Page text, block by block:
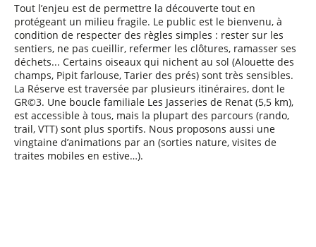
Tout l’enjeu est de permettre la découverte tout en
protégeant un milieu fragile. Le public est le bienvenu, à
condition de respecter des règles simples : rester sur les
sentiers, ne pas cueillir, refermer les clôtures, ramasser ses
déchets... Certains oiseaux qui nichent au sol (Alouette des
champs, Pipit farlouse, Tarier des prés) sont très sensibles.
La Réserve est traversée par plusieurs itinéraires, dont le
GR©3. Une boucle familiale Les Jasseries de Renat (5,5 km),
est accessible à tous, mais la plupart des parcours (rando,
trail, VTT) sont plus sportifs. Nous proposons aussi une
vingtaine d’animations par an (sorties nature, visites de
traites mobiles en estive…).